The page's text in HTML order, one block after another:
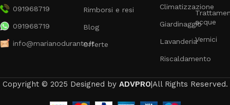
091968719
091968719
info@marianodurante.it
Rimborsi e resi
Blog
Offerte
Climatizzazione
Giardinaggio
Lavanderia
Riscaldamento
acque
Vernici
Copyright © 2025 Designed by ADVPRO|All Rights Reserved.